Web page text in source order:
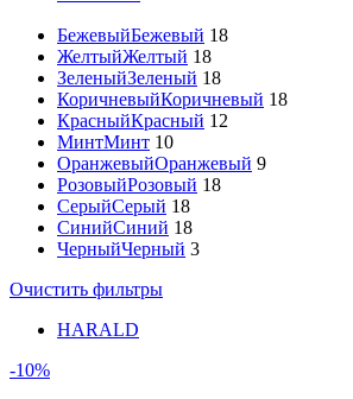
БежевыйБежевый 18
ЖелтыйЖелтый 18
ЗеленыйЗеленый 18
КоричневыйКоричневый 18
КрасныйКрасный 12
МинтМинт 10
ОранжевыйОранжевый 9
РозовыйРозовый 18
СерыйСерый 18
СинийСиний 18
ЧерныйЧерный 3
Очистить фильтры
HARALD
-10%